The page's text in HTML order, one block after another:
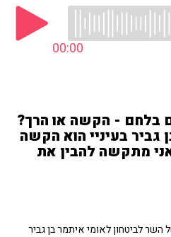
00:00
בלחם - הקשה או הרך?
גביר בעיניי הוא הקשה
מתקשה להבין את
לביטחון לאומי איתמר בן גביר